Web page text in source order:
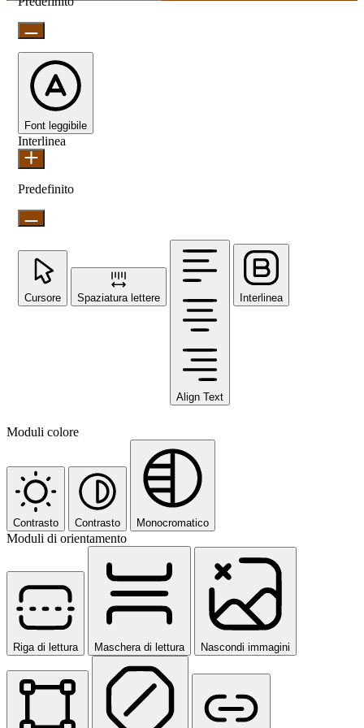
Font leggibile
Interlinea
Predefinito
Cursore Spaziatura lettere
Align Text
Interlinea
Moduli colore
Contrasto Contrasto Monocromatico
Moduli di orientamento
Riga di lettura Maschera di lettura Nascondi immagini